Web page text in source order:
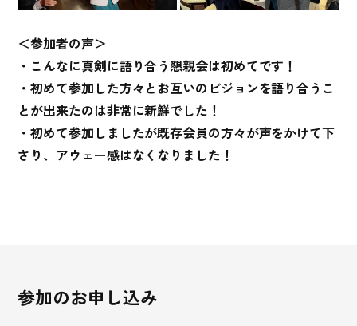
＜参加者の声＞
・こんなに真剣に語り合う懇親会は初めてです！
・初めて参加した方々とお互いのビジョンを語り合うこ
とが出来たのは非常に新鮮でした！
・初めて参加しましたが既存会員の方々が声をかけて下
さり、アウェー感はなくなりました！
参加のお申し込み